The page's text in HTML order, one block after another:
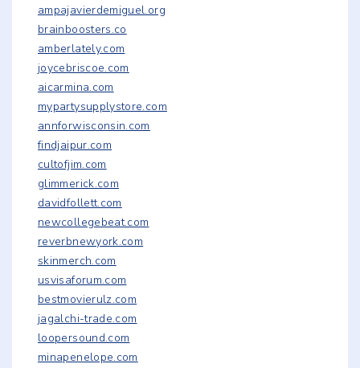
ampajavierdemiguel.org
brainboosters.co
amberlately.com
joycebriscoe.com
aicarmina.com
mypartysupplystore.com
annforwisconsin.com
findjaipur.com
cultofjim.com
glimmerick.com
davidfollett.com
newcollegebeat.com
reverbnewyork.com
skinmerch.com
usvisaforum.com
bestmovierulz.com
jagalchi-trade.com
loopersound.com
minapenelope.com